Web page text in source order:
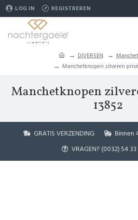
LOG IN REGISTREREN
DIVERSEN
Manchetknopen zilveren
Manchetknopen
13852
GRATIS VERZENDING
Binnen
VRAGEN? (0032) 54